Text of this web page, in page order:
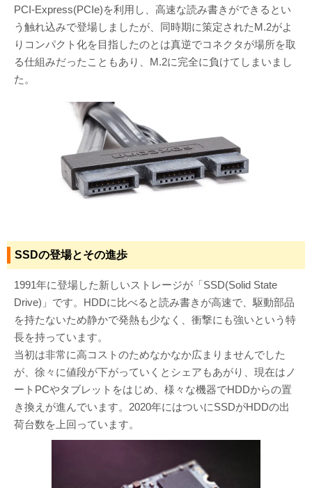
PCI-Express(PCIe)を利用し、高速な読み書きができるとい
う触れ込みで登場しましたが、同時期に策定されたM.2がよ
りコンパクト化を目指したのとは真逆でコネクタが場所を取
る仕組みだったこともあり、M.2に完全に負けてしまいまし
た。
SSDの登場とその進歩
1991年に登場した新しいストレージが「SSD(Solid State
Drive)」です。HDDに比べると読み書きが高速で、駆動部品
を持たないため静かで発熱も少なく、衝撃にも強いという特
長を持っています。
当初は非常に高コストのためなかなか広まりませんでした
が、徐々に値段が下がっていくとシェアもあがり、現在はノ
ートPCやタブレットをはじめ、様々な機器でHDDからの置
き換えが進んでいます。2020年にはついにSSDがHDDの出
荷台数を上回っています。